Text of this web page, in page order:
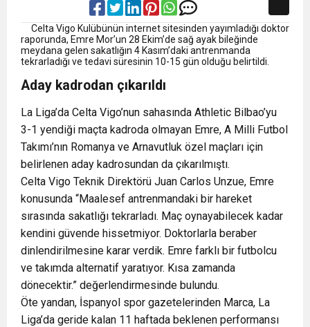
Celta Vigo Kulübünün internet sitesinden yayımladığı doktor
raporunda, Emre Mor’un 28 Ekim’de sağ ayak bileğinde
meydana gelen sakatlığın 4 Kasım’daki antrenmanda
tekrarladığı ve tedavi süresinin 10-15 gün olduğu belirtildi.
Aday kadrodan çıkarıldı
La Liga’da Celta Vigo’nun sahasında Athletic Bilbao’yu
3-1 yendiği maçta kadroda olmayan Emre, A Milli Futbol
Takımı’nın Romanya ve Arnavutluk özel maçları için
belirlenen aday kadrosundan da çıkarılmıştı.
Celta Vigo Teknik Direktörü Juan Carlos Unzue, Emre
konusunda “Maalesef antrenmandaki bir hareket
sırasında sakatlığı tekrarladı. Maç oynayabilecek kadar
kendini güvende hissetmiyor. Doktorlarla beraber
dinlendirilmesine karar verdik. Emre farklı bir futbolcu
ve takımda alternatif yaratıyor. Kısa zamanda
dönecektir.” değerlendirmesinde bulundu.
Öte yandan, İspanyol spor gazetelerinden Marca, La
Liga’da geride kalan 11 haftada beklenen performansı